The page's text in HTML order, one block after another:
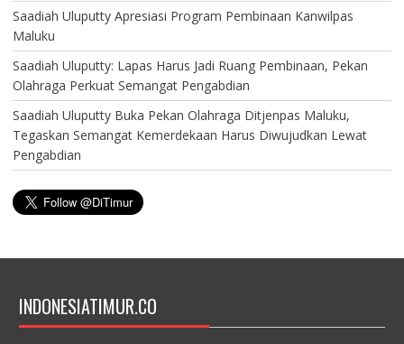
Saadiah Uluputty Apresiasi Program Pembinaan Kanwilpas
Maluku
Saadiah Uluputty: Lapas Harus Jadi Ruang Pembinaan, Pekan
Olahraga Perkuat Semangat Pengabdian
Saadiah Uluputty Buka Pekan Olahraga Ditjenpas Maluku,
Tegaskan Semangat Kemerdekaan Harus Diwujudkan Lewat
Pengabdian
INDONESIATIMUR.CO